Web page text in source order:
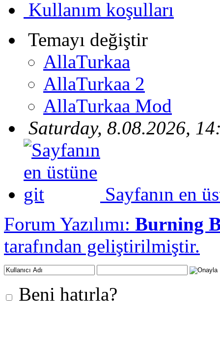
Kullanım koşulları
Temayı değiştir
AllaTurkaa
AllaTurkaa 2
AllaTurkaa Mod
Saturday, 8.08.2026,
Sayfanın en
Forum Yazılımı: Burning
tarafından geliştirilmiştir.
Beni hatırla?